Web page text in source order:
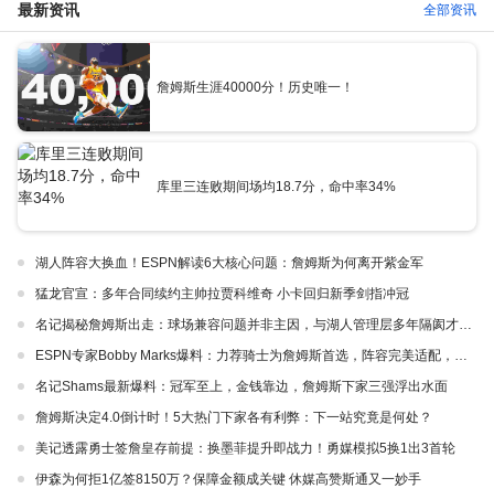
最新资讯 全部资讯
詹姆斯生涯40000分！历史唯一！
库里三连败期间场均18.7分，命中率34%
湖人阵容大换血！ESPN解读6大核心问题：詹姆斯为何离开紫金军
猛龙官宣：多年合同续约主帅拉贾科维奇 小卡回归新季剑指冲冠
名记揭秘詹姆斯出走：球场兼容问题并非主因，与湖人管理层多年隔阂才是真正导火索
ESPN专家Bobby Marks爆料：力荐骑士为詹姆斯首选，阵容完美适配，家乡情怀加分
名记Shams最新爆料：冠军至上，金钱靠边，詹姆斯下家三强浮出水面
詹姆斯决定4.0倒计时！5大热门下家各有利弊：下一站究竟是何处？
美记透露勇士签詹皇存前提：换墨菲提升即战力！勇媒模拟5换1出3首轮
伊森为何拒1亿签8150万？保障金额成关键 休媒高赞斯通又一妙手